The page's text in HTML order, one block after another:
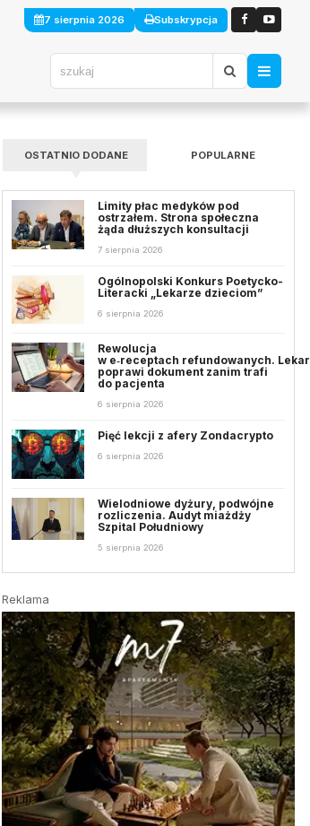
7 sierpnia 2026 Subskrypcja
OSTATNIO DODANE POPULARNE
Limity płac medyków pod
ostrzałem. Strona społeczna
żąda dłuższych konsultacji
7 sierpnia 2026
Ogólnopolski Konkurs Poetycko-
Literacki „Lekarze dzieciom”
6 sierpnia 2026
Rewolucja
w e‑receptach refundowanych.
poprawi dokument zanim trafi
do pacjenta
6 sierpnia 2026
Pięć lekcji z afery Zondacrypto
6 sierpnia 2026
Wielodniowe dyżury, podwójne
rozliczenia. Audyt miażdży
Szpital Południowy
5 sierpnia 2026
Reklama